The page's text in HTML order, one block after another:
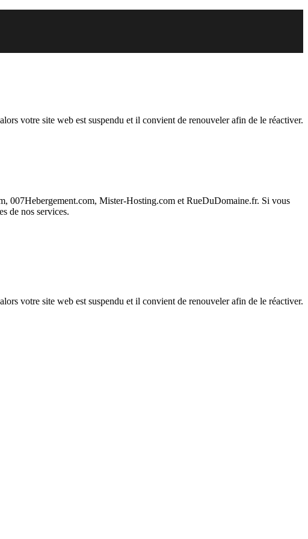
votre site web est suspendu et il convient de renouveler afin de le réactiver.
007Hebergement.com, Mister-Hosting.com et RueDuDomaine.fr. Si vous
de nos services.
votre site web est suspendu et il convient de renouveler afin de le réactiver.